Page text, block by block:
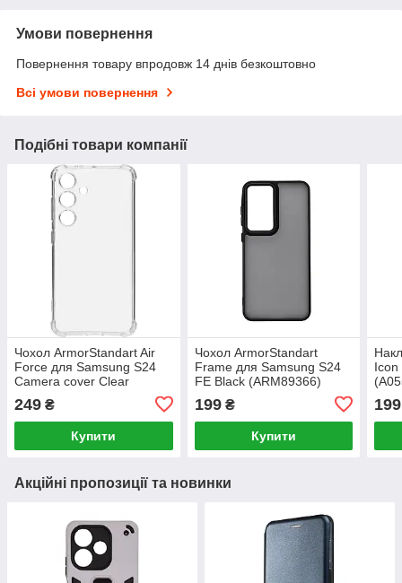
Умови повернення
Повернення товару впродовж 14 днів безкоштовно
Всі умови повернення
Подібні товари компанії
Чохол ArmorStandart Air
Force для Samsung S24
Camera cover Clear
249 ₴
Купити
Чохол ArmorStandart
Frame для Samsung S24
FE Black (ARM89366)
199₴
Купити
Icon
199
Акційні пропозиції та новинки